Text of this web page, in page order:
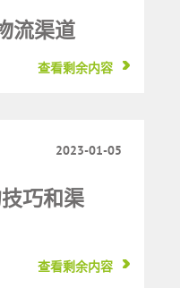
流渠道
查看剩余内容
2023-01-05
巧和渠
查看剩余内容